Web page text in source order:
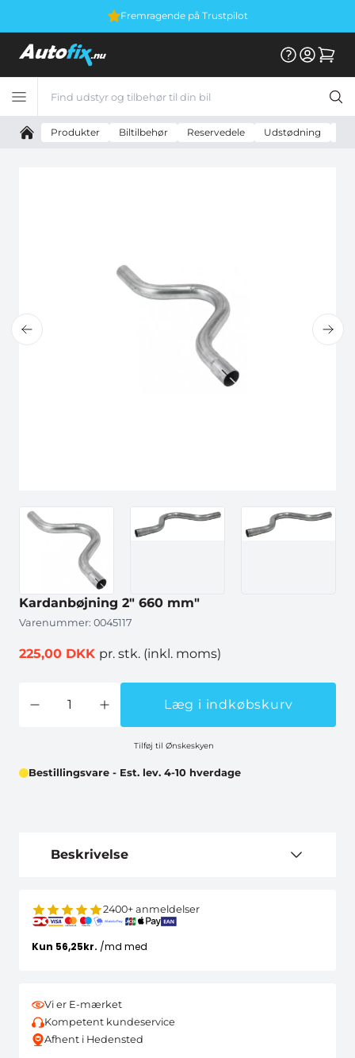
Fremragende på Trustpilot
Produkter Biltilbehør Reservedele Udstødning
Kardanbøjning 2" 660 mm"
Varenummer: 0045117
225,00 DKK pr. stk. (inkl. moms)
Læg i indkøbskurv
Tilføj til Ønskeskyen
Bestillingsvare - Est. lev. 4-10 hverdage
Beskrivelse
2400+ anmeldelser
Vi er E-mærket
Kompetent kundeservice
Afhent i Hedensted